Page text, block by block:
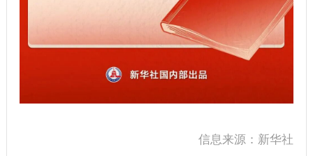
信息来源：新华社